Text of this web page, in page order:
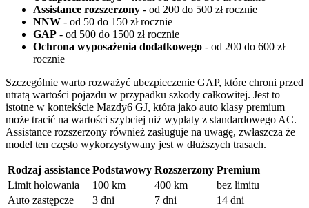
Assistance rozszerzony - od 200 do 500 zł rocznie
NNW - od 50 do 150 zł rocznie
GAP - od 500 do 1500 zł rocznie
Ochrona wyposażenia dodatkowego - od 200 do 600 zł
rocznie
Szczególnie warto rozważyć ubezpieczenie GAP, które chroni przed
utratą wartości pojazdu w przypadku szkody całkowitej. Jest to
istotne w kontekście Mazdy6 GJ, która jako auto klasy premium
może tracić na wartości szybciej niż wypłaty z standardowego AC.
Assistance rozszerzony również zasługuje na uwagę, zwłaszcza że
model ten często wykorzystywany jest w dłuższych trasach.
Rodzaj assistance Podstawowy Rozszerzony Premium
Limit holowania
100 km 400 km
bez limitu
Auto zastępcze
3 dni 7 dni
14 dni